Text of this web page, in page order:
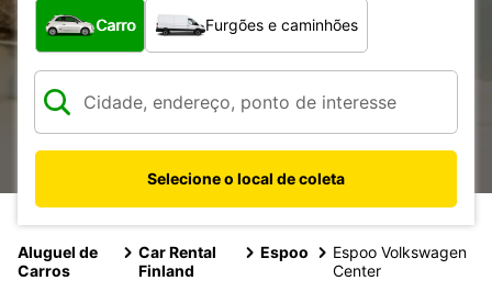
Qual tipo de veículo?
Carro Furgões e caminhões
Selecione o local de coleta
Aluguel de
Carros
Car Rental
Finland
Espoo
Espoo Volkswagen
Center